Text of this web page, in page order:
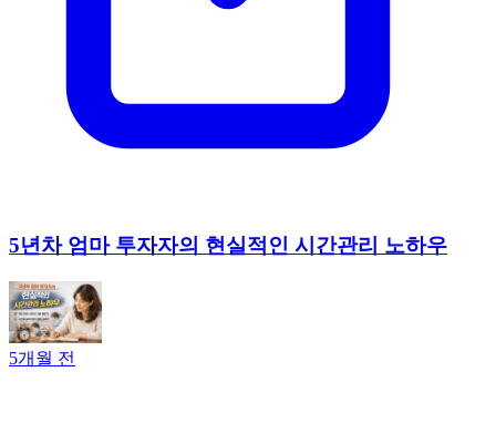
5년차 엄마 투자자의 현실적인 시간관리 노하우
5개월 전